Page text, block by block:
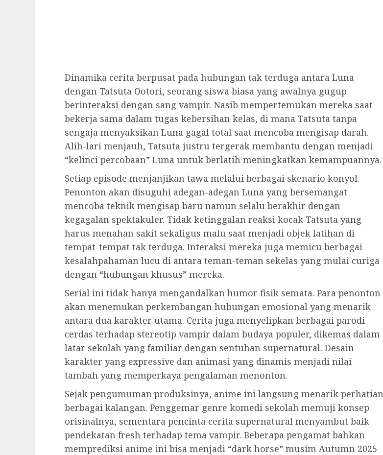
Dinamika cerita berpusat pada hubungan tak terduga antara Luna
dengan Tatsuta Ootori, seorang siswa biasa yang awalnya gugup
berinteraksi dengan sang vampir. Nasib mempertemukan mereka saat
bekerja sama dalam tugas kebersihan kelas, di mana Tatsuta tanpa
sengaja menyaksikan Luna gagal total saat mencoba mengisap darah.
Alih-lari menjauh, Tatsuta justru tergerak membantu dengan menjadi
“kelinci percobaan” Luna untuk berlatih meningkatkan kemampuannya.
Setiap episode menjanjikan tawa melalui berbagai skenario konyol.
Penonton akan disuguhi adegan-adegan Luna yang bersemangat
mencoba teknik mengisap baru namun selalu berakhir dengan
kegagalan spektakuler. Tidak ketinggalan reaksi kocak Tatsuta yang
harus menahan sakit sekaligus malu saat menjadi objek latihan di
tempat-tempat tak terduga. Interaksi mereka juga memicu berbagai
kesalahpahaman lucu di antara teman-teman sekelas yang mulai curiga
dengan “hubungan khusus” mereka.
Serial ini tidak hanya mengandalkan humor fisik semata. Para penonton
akan menemukan perkembangan hubungan emosional yang menarik
antara dua karakter utama. Cerita juga menyelipkan berbagai parodi
cerdas terhadap stereotip vampir dalam budaya populer, dikemas dalam
latar sekolah yang familiar dengan sentuhan supernatural. Desain
karakter yang expressive dan animasi yang dinamis menjadi nilai
tambah yang memperkaya pengalaman menonton.
Sejak pengumuman produksinya, anime ini langsung menarik perhatian
berbagai kalangan. Penggemar genre komedi sekolah memuji konsep
orisinalnya, sementara pencinta cerita supernatural menyambut baik
pendekatan fresh terhadap tema vampir. Beberapa pengamat bahkan
memprediksi anime ini bisa menjadi “dark horse” musim Autumn 2025